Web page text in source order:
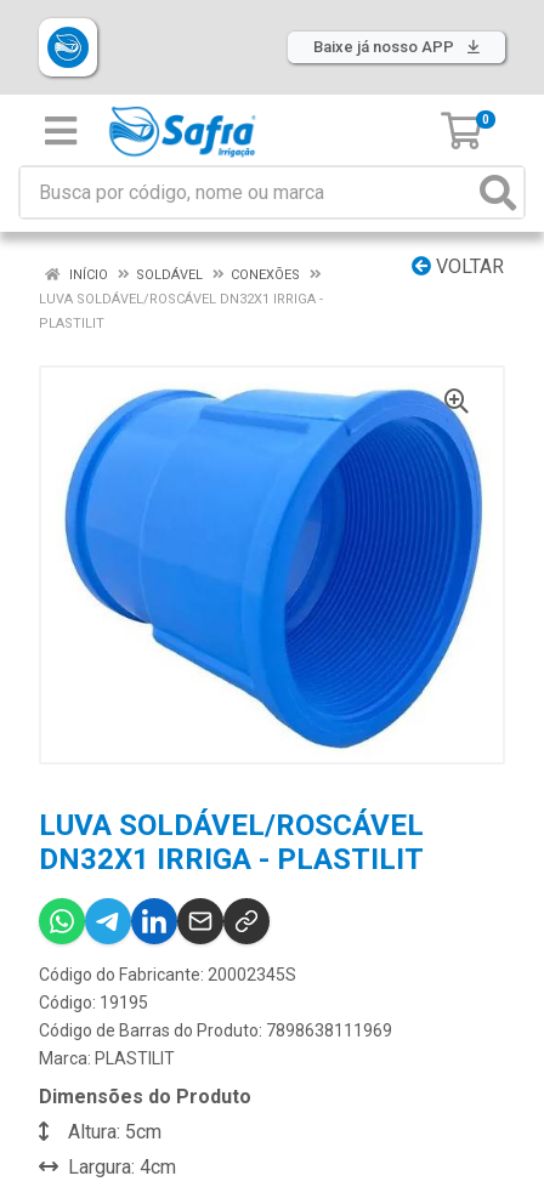
Baixe já nosso APP
0
VOLTAR
INÍCIO SOLDÁVEL
CONEXÕES
LUVA SOLDÁVEL/ROSCÁVEL DN32X1 IRRIGA -
PLASTILIT
LUVA SOLDÁVEL/ROSCÁVEL
DN32X1 IRRIGA - PLASTILIT
Código do Fabricante: 20002345S
Código: 19195
Código de Barras do Produto: 7898638111969
Marca: PLASTILIT
Dimensões do Produto
Altura: 5cm
Largura: 4cm